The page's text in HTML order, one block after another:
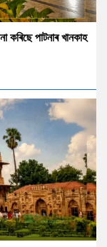
পাটনাৰ খানকাহ